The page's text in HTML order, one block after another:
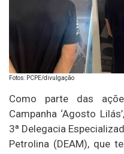
Fotos: PCPE/divulgação
Como parte das
Campanha ‘Agosto
3ª Delegacia
Petrolina (DEAM), que